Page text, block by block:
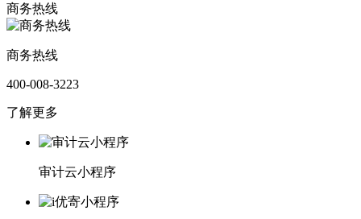
商务热线
商务热线
400-008-3223
了解更多
审计云小程序